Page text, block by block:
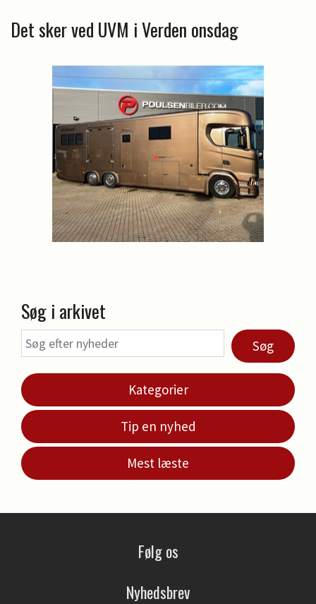
Det sker ved UVM i Verden onsdag
Søg i arkivet
Søg
Kategorier
Tip en nyhed
Mest læste
Følg os
Nyhedsbrev